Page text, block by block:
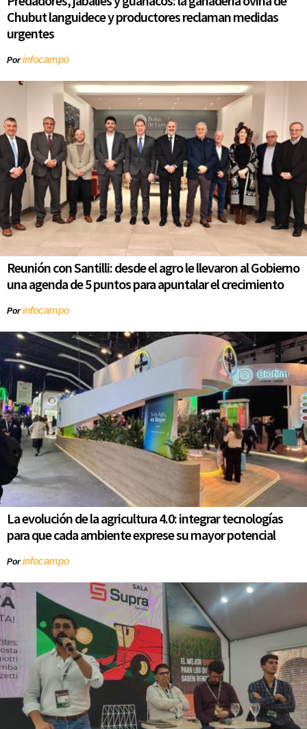
Chubut languidece y productores reclaman medidas
urgentes
Porinfocampo
Reunión con Santilli: desde el agro le llevaron al Gobierno
una agenda de 5 puntos para apuntalar el crecimiento
Porinfocampo
La evolución de la agricultura 4.0: integrar tecnologías
para que cada ambiente exprese su mayor potencial
Porinfocampo